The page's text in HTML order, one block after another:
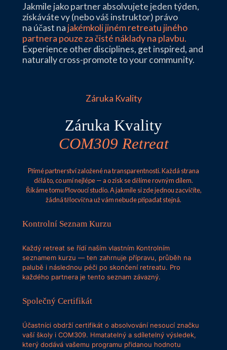
Jakmile jako partner absolvujete jeden týden,
získáváte vy (nebo váš instruktor) právo
na účast na jakémkoli jiném retreatu jiného
partnera pouze za čisté náklady na plavbu.
Experience other disciplines, get inspired, and
naturally cross-promote to your community.
Záruka Kvality
Záruka Kvality
COM309 Retreat
Přímé partnerství založené na transparentnosti. Každá strana
dělá to, co umí nejlépe — a o zisk se dělíme rovným dílem.
Říkáme tomu Plovoucí studio. A jakmile si zde jednou zacvičíte,
žádná tělocvična už vám nebude připadat stejná.
Kontrolní Seznam Kurzu
Každý retreat se řídí naším vlastním Kontrolním
seznamem kurzu — ten zahrnuje přípravu, průběh na
palubě i následnou péči po skončení retreatu. Pro
každého partnera je tento seznam závazný.
Společný Certifikát
Účastníci obdrží certifikát o absolvování nesoucí značku
vaší školy i COM309. Hmatatelný a sdíletelný výsledek,
který dodává vašemu programu přidanou hodnotu